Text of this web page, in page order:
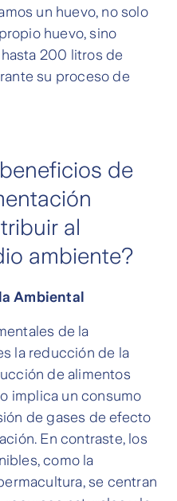
un huevo, no solo
huevo, sino
200 litros de
su proceso de
de
al
ambiente?
Ambiental
de la
la reducción de la
de alimentos
implica un consumo
de gases de efecto
En contraste, los
como la
se centran